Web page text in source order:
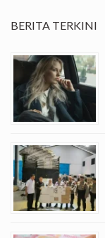
BERITA TERKINI